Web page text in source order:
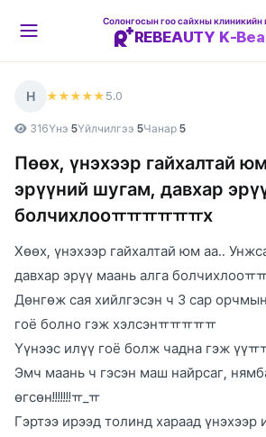
REBEAUTY K-
Н ★★★★★ 5.0
316Үнэ 5Үйлчилгээ 5Чанар 5
Пөөх, үнэхээр гайхалтай
эрүүний шугам, давхар
болчихлооㅠㅠㅠㅠㅠㅠх
Хөөх, үнэхээр гайхалтай юм аа..
давхар эрүү маань алга болчихлооㅠㅠ
Дөнгөж сая хийлгэсэн ч 3 сар
гоё болно гэж хэлсэнㅠㅠㅠㅠㅠ
Үүнээс илүү гоё болж чадна гэж үүㅠ
Эмч маань ч гэсэн маш найрсаг,
өгсөн!!!!!!!ㅠ_ㅠ
Гэртээ ирээд толинд хараад үнэхээр